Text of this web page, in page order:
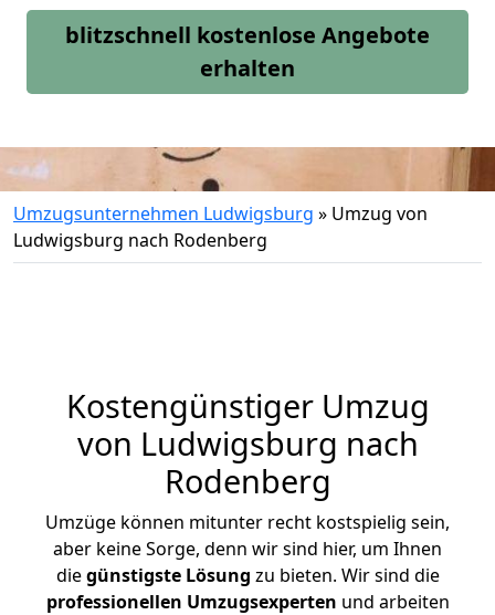
blitzschnell kostenlose Angebote
erhalten
Umzugsunternehmen Ludwigsburg » Umzug von
Ludwigsburg nach Rodenberg
Kostengünstiger Umzug
von Ludwigsburg nach
Rodenberg
Umzüge können mitunter recht kostspielig sein,
aber keine Sorge, denn wir sind hier, um Ihnen
diegünstigste Lösung zu bieten. Wir sind die
professionellen Umzugsexperten und arbeiten